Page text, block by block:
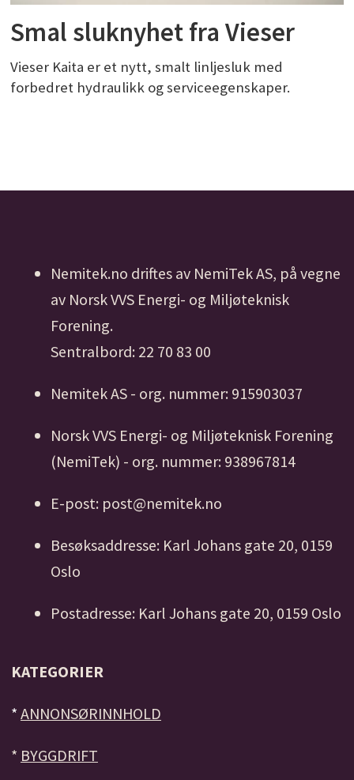
Smal sluknyhet fra Vieser
Vieser Kaita er et nytt, smalt linljesluk med
forbedret hydraulikk og serviceegenskaper.
Nemitek.no driftes av NemiTek AS, på vegne
av Norsk VVS Energi- og Miljøteknisk
Forening.
Sentralbord: 22 70 83 00
Nemitek AS - org. nummer: 915903037
Norsk VVS Energi- og Miljøteknisk Forening
(NemiTek) - org. nummer: 938967814
E-post: post@nemitek.no
Besøksaddresse: Karl Johans gate 20, 0159
Oslo
Postadresse: Karl Johans gate 20, 0159 Oslo
KATEGORIER
* ANNONSØRINNHOLD
* BYGGDRIFT